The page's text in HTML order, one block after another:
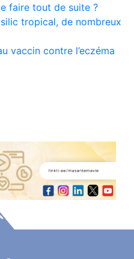
faire tout de suite ?
tropical, de nombreux
vaccin contre l’eczéma